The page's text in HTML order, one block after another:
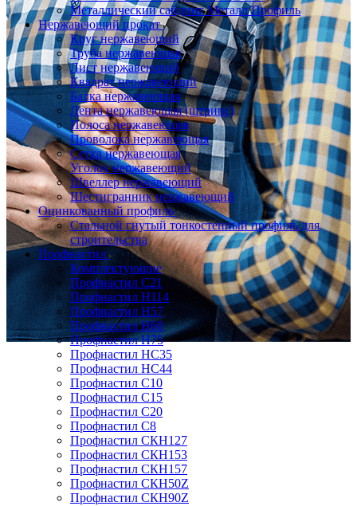
Металлический сайдинг Металл Профиль
Нержавеющий прокат
Круг нержавеющий
Труба нержавеющая
Лист нержавеющий
Квадрат нержавеющий
Балка нержавеющая
Лента нержавеющая (штрипс)
Полоса нержавеющая
Проволока нержавеющая
Сетка нержавеющая
Уголок нержавеющий
Швеллер нержавеющий
Шестигранник нержавеющий
Оцинкованный профиль
Стальной гнутый тонкостенный профиль для
строительства
Профнастил
Комплектующие
Профнастил C21
Профнастил Н114
Профнастил Н57
Профнастил Н60
Профнастил Н75
Профнастил НС35
Профнастил НС44
Профнастил С10
Профнастил С15
Профнастил С20
Профнастил С8
Профнастил СКН127
Профнастил СКН153
Профнастил СКН157
Профнастил СКН50Z
Профнастил СКН90Z